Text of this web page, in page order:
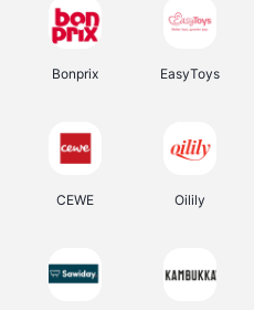
Bonprix EasyToys
CEWE Oilily